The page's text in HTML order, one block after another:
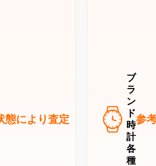
態により査定
ブ
ラ
ン
ド
時
計
各
種
参